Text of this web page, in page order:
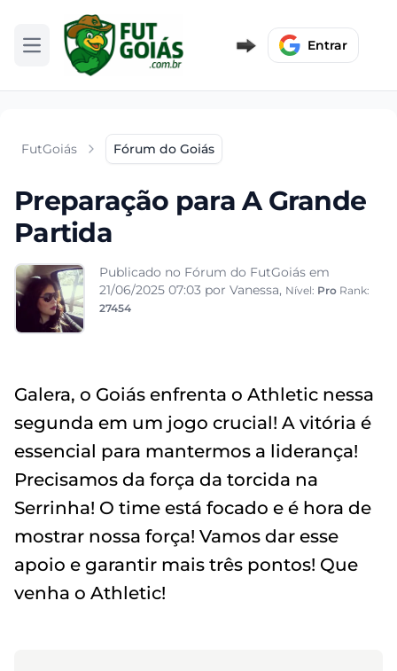
Abrir menu Entrar
FutGoiás Fórum do Goiás
Preparação para A Grande
Partida
Publicado no Fórum do FutGoiás em
21/06/2025 07:03 por Vanessa, Nível: Pro Rank:
27454
Galera, o Goiás enfrenta o Athletic nessa
segunda em um jogo crucial! A vitória é
essencial para mantermos a liderança!
Precisamos da força da torcida na
Serrinha! O time está focado e é hora de
mostrar nossa força! Vamos dar esse
apoio e garantir mais três pontos! Que
venha o Athletic!